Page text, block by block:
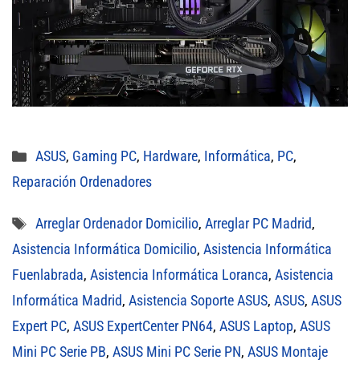
Categorías
ASUS, Gaming PC, Hardware, Informática, PC,
Reparación Ordenadores
Etiquetas
Arreglar Ordenador Domicilio, Arreglar PC Madrid,
Asistencia Informática Domicilio, Asistencia Informática
Fuenlabrada, Asistencia Informática Loranca, Asistencia
Informática Madrid, Asistencia Soporte ASUS, ASUS, ASUS
Expert PC, ASUS ExpertCenter PN64, ASUS Laptop, ASUS
Mini PC Serie PB, ASUS Mini PC Serie PN, ASUS Montaje